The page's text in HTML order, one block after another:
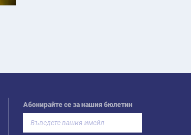
Абонирайте се за нашия бюлетин